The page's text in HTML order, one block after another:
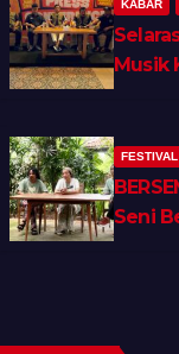
KABAR
Musik
FESTIVAL
Seni